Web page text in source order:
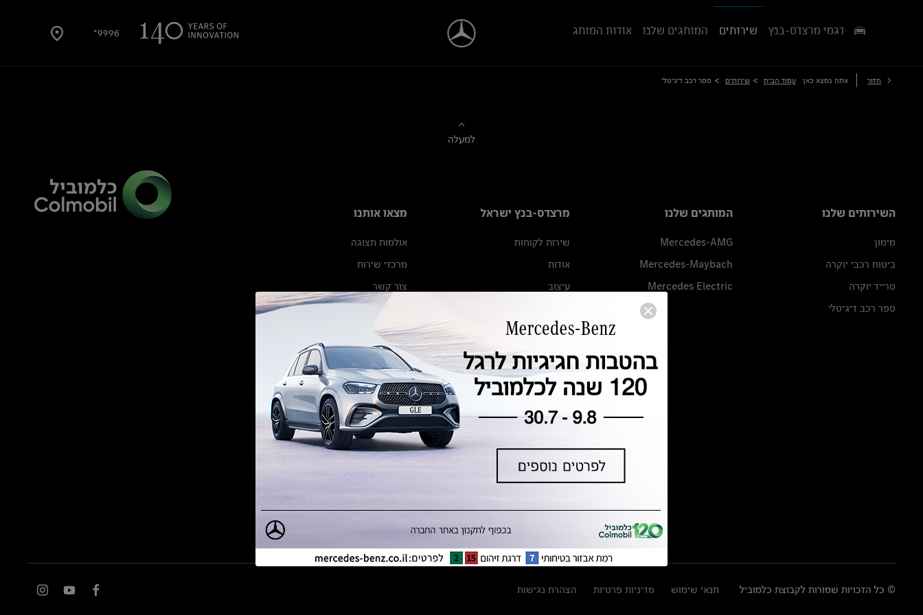
9996* דגמי מרצדס-בנץ שירותים המותגים שלנו אודות המותג
חזור אתה נמצא כאן עמוד הבית > שירותים > ספר רכב דיגיטלי
למעלה
השירותים שלנו
מימון
ביטוח רכבי יוקרה
טרייד יוקרה
ספר רכב דיגיטלי
המותגים שלנו
Mercedes-AMG
Mercedes-Maybach
Mercedes Electric
מרצדס-בנץ ישראל
שירות לקוחות
אודות
עיצוב
מגזין מרצדס-בנץ
ספרי רכב מרצדס-בנץ
נתוני זיהום אוויר וצריכת דלק וחשמל
נתוני תווית צמיגים
מחירון חלפים
הודעה על הטבות לרכבי מרצדס בהסדר
מצאו אותנו
אולמות תצוגה
מרכזי שירות
צור קשר
© כל הזכויות שמורות לקבוצת כלמוביל תנאי שימוש מדיניות פרטיות הצהרת נגישות